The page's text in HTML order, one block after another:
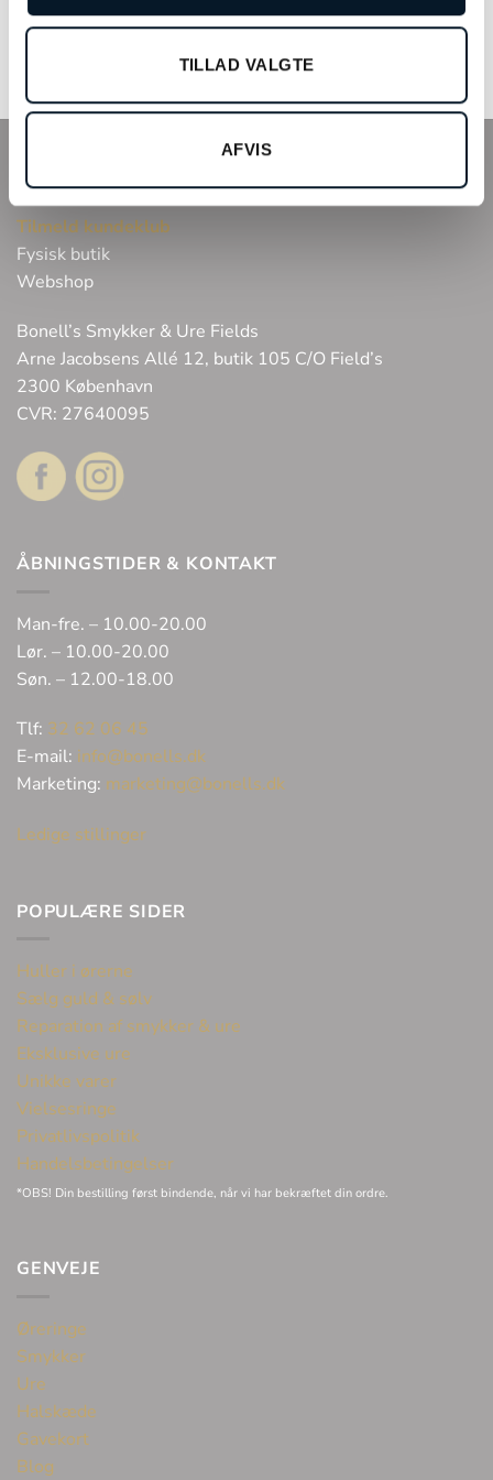
TILLAD VALGTE
AFVIS
kr.5.698,00
kr.1.900,00
Tilmeld kundeklub
Fysisk butik
Webshop
Bonell’s Smykker & Ure Fields
Arne Jacobsens Allé 12, butik 105 C/O Field’s
2300 København
CVR: 27640095
ÅBNINGSTIDER & KONTAKT
Man-fre. – 10.00-20.00
Lør. – 10.00-20.00
Søn. – 12.00-18.00
Tlf: 32 62 06 45
E-mail: info@bonells.dk
Marketing: marketing@bonells.dk
Ledige stillinger
POPULÆRE SIDER
Huller i ørerne
Sælg guld & sølv
Reparation af smykker & ure
Eksklusive ure
Unikke varer
Vielsesringe
Privatlivspolitik
Handelsbetingelser
*OBS! Din bestilling først bindende, når vi har bekræftet din ordre.
GENVEJE
Øreringe
Smykker
Ure
Halskæde
Gavekort
Blog